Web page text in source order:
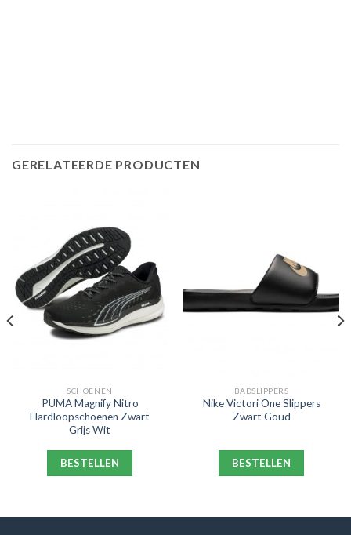
GERELATEERDE PRODUCTEN
SCHOENEN
PUMA Magnify Nitro
Hardloopschoenen Zwart
Grijs Wit
BESTELLEN
BADSLIPPERS
Nike Victori One Slippers
Zwart Goud
BESTELLEN